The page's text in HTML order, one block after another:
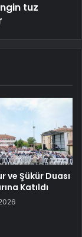
tuz
ve Şükür Duası
Katıldı